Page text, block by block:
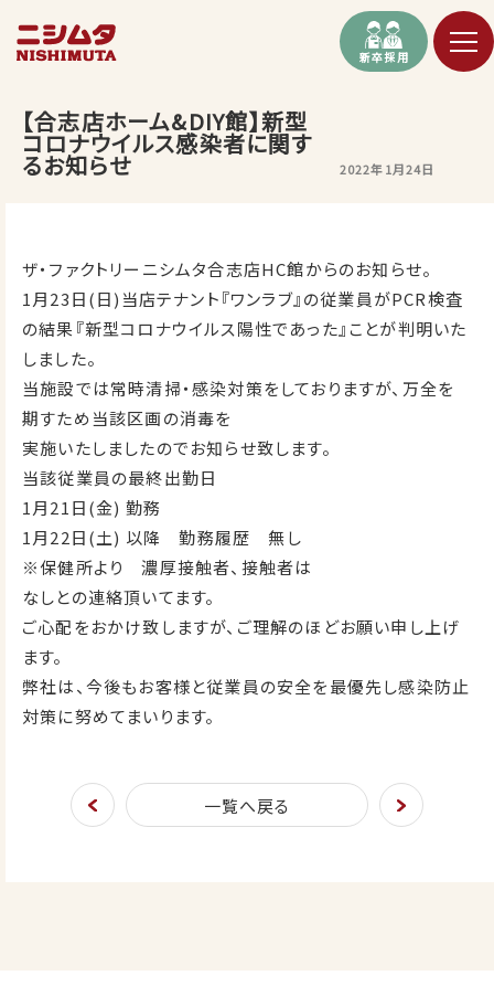
新卒採用
【合志店ホーム&DIY館】新型
コロナウイルス感染者に関す
るお知らせ 2022年1月24日
ザ・ファクトリーニシムタ合志店HC館からのお知らせ。
1月23日(日)当店テナント『ワンラブ』の従業員がPCR検査
の結果『新型コロナウイルス陽性であった』ことが判明いた
しました。
当施設では常時清掃・感染対策をしておりますが、万全を
期すため当該区画の消毒を
実施いたしましたのでお知らせ致します。
当該従業員の最終出勤日
1月21日(金) 勤務
1月22日(土) 以降 勤務履歴 無し
※保健所より 濃厚接触者、接触者は
なしとの連絡頂いてます。
ご心配をおかけ致しますが、ご理解のほどお願い申し上げ
ます。
弊社は、今後もお客様と従業員の安全を最優先し感染防止
対策に努めてまいります。
一覧へ戻る